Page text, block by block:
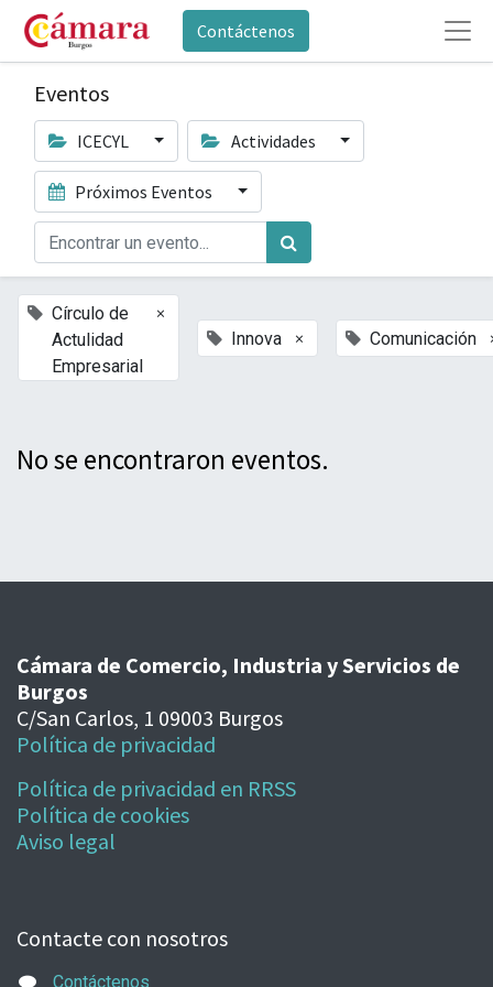
Contáctenos
Eventos
ICECYL Actividades
Próximos Eventos
Círculo de
Actulidad
Empresarial
×
Innova × Comunicación
No se encontraron eventos.
Cámara de Comercio, Industria y Servicios de
Burgos
C/San Carlos, 1 09003 Burgos
Política de privacidad
Política de privacidad en RRSS
Política de cookies
Aviso legal
Contacte con nosotros
Contáctenos